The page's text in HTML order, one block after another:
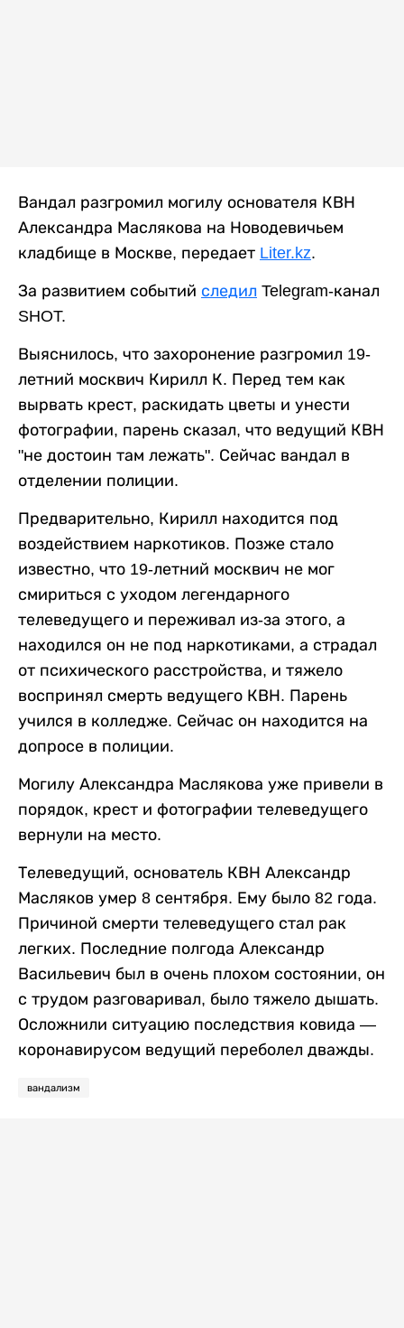
Вандал разгромил могилу основателя КВН
Александра Маслякова на Новодевичьем
кладбище в Москве, передает Liter.kz.
За развитием событий следил Telegram-канал
SHOT.
Выяснилось, что захоронение разгромил 19-
летний москвич Кирилл К. Перед тем как
вырвать крест, раскидать цветы и унести
фотографии, парень сказал, что ведущий КВН
"не достоин там лежать". Сейчас вандал в
отделении полиции.
Предварительно, Кирилл находится под
воздействием наркотиков. Позже стало
известно, что 19-летний москвич не мог
смириться с уходом легендарного
телеведущего и переживал из-за этого, а
находился он не под наркотиками, а страдал
от психического расстройства, и тяжело
воспринял смерть ведущего КВН. Парень
учился в колледже. Сейчас он находится на
допросе в полиции.
Могилу Александра Маслякова уже привели в
порядок, крест и фотографии телеведущего
вернули на место.
Телеведущий, основатель КВН Александр
Масляков умер 8 сентября. Ему было 82 года.
Причиной смерти телеведущего стал рак
легких. Последние полгода Александр
Васильевич был в очень плохом состоянии, он
с трудом разговаривал, было тяжело дышать.
Осложнили ситуацию последствия ковида —
коронавирусом ведущий переболел дважды.
вандализм